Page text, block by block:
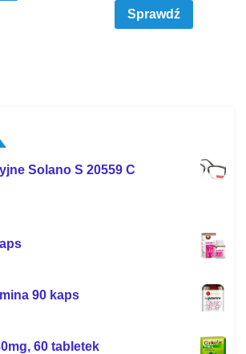
Sprawdź
Solano S 20559 C
90 kaps
60 tabletek